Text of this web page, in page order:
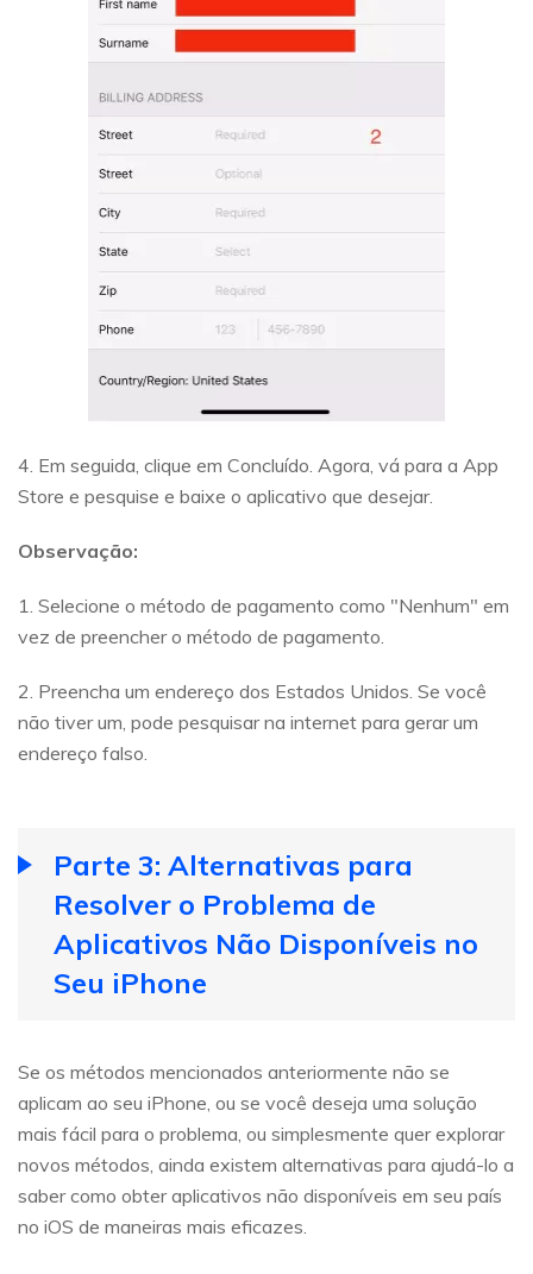
4. Em seguida, clique em Concluído. Agora, vá para a App
Store e pesquise e baixe o aplicativo que desejar.
Observação:
1. Selecione o método de pagamento como "Nenhum" em
vez de preencher o método de pagamento.
2. Preencha um endereço dos Estados Unidos. Se você
não tiver um, pode pesquisar na internet para gerar um
endereço falso.
Parte 3: Alternativas para
Resolver o Problema de
Aplicativos Não Disponíveis no
Seu iPhone
Se os métodos mencionados anteriormente não se
aplicam ao seu iPhone, ou se você deseja uma solução
mais fácil para o problema, ou simplesmente quer explorar
novos métodos, ainda existem alternativas para ajudá-lo a
saber como obter aplicativos não disponíveis em seu país
no iOS de maneiras mais eficazes.